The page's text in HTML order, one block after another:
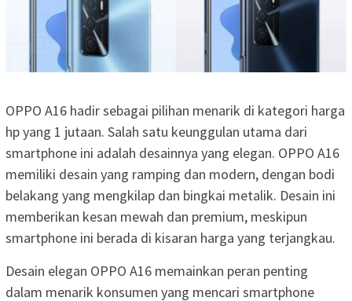
OPPO A16 hadir sebagai pilihan menarik di kategori harga
hp yang 1 jutaan. Salah satu keunggulan utama dari
smartphone ini adalah desainnya yang elegan. OPPO A16
memiliki desain yang ramping dan modern, dengan bodi
belakang yang mengkilap dan bingkai metalik. Desain ini
memberikan kesan mewah dan premium, meskipun
smartphone ini berada di kisaran harga yang terjangkau.
Desain elegan OPPO A16 memainkan peran penting
dalam menarik konsumen yang mencari smartphone